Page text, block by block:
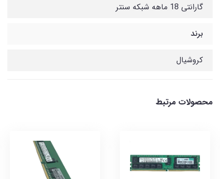
گارانتی 18 ماهه شبکه سنتر
برند
کروشیال
محصولات مرتبط